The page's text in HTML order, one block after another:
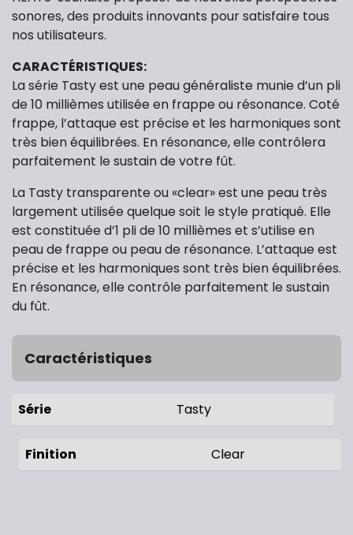
sonores, des produits innovants pour satisfaire tous
nos utilisateurs.
CARACTÉRISTIQUES:
La série Tasty est une peau généraliste munie d’un pli
de 10 millièmes utilisée en frappe ou résonance. Coté
frappe, l’attaque est précise et les harmoniques sont
très bien équilibrées. En résonance, elle contrôlera
parfaitement le sustain de votre fût.
La Tasty transparente ou «clear» est une peau très
largement utilisée quelque soit le style pratiqué. Elle
est constituée d’1 pli de 10 millièmes et s’utilise en
peau de frappe ou peau de résonance. L’attaque est
précise et les harmoniques sont très bien équilibrées.
En résonance, elle contrôle parfaitement le sustain
du fût.
Caractéristiques
Série Tasty
Finition Clear